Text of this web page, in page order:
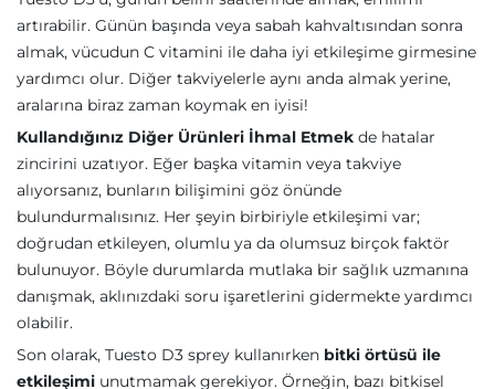
artırabilir. Günün başında veya sabah kahvaltısından sonra
almak, vücudun C vitamini ile daha iyi etkileşime girmesine
yardımcı olur. Diğer takviyelerle aynı anda almak yerine,
aralarına biraz zaman koymak en iyisi!
Kullandığınız Diğer Ürünleri İhmal Etmek de hatalar
zincirini uzatıyor. Eğer başka vitamin veya takviye
alıyorsanız, bunların bilişimini göz önünde
bulundurmalısınız. Her şeyin birbiriyle etkileşimi var;
doğrudan etkileyen, olumlu ya da olumsuz birçok faktör
bulunuyor. Böyle durumlarda mutlaka bir sağlık uzmanına
danışmak, aklınızdaki soru işaretlerini gidermekte yardımcı
olabilir.
Son olarak, Tuesto D3 sprey kullanırken bitki örtüsü ile
etkileşimi unutmamak gerekiyor. Örneğin, bazı bitkisel